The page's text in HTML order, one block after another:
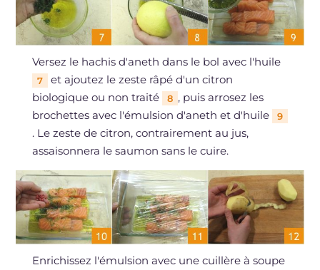
Versez le hachis d'aneth dans le bol avec l'huile
7
et ajoutez le zeste râpé d'un citron
biologique ou non traité
8 , puis arrosez les
brochettes avec l'émulsion d'aneth et d'huile
9
. Le zeste de citron, contrairement au jus,
assaisonnera le saumon sans le cuire.
Enrichissez l'émulsion avec une cuillère à soupe